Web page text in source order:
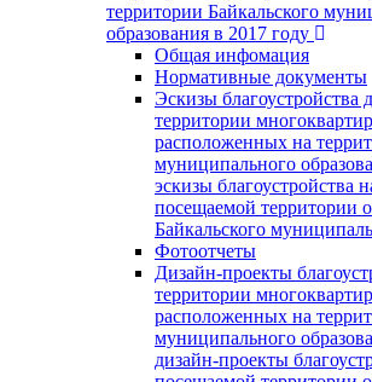
территории Байкальского
образования в 2017 году
Общая инфомация
Нормативные документы
Эскизы благоустройства
территории
расположенных на
муниципального
эскизы благоустройства
посещаемой территории
Байкальского муниципаль
Фотоотчеты
Дизайн-проекты
территории
расположенных на
муниципального
дизайн-проекты